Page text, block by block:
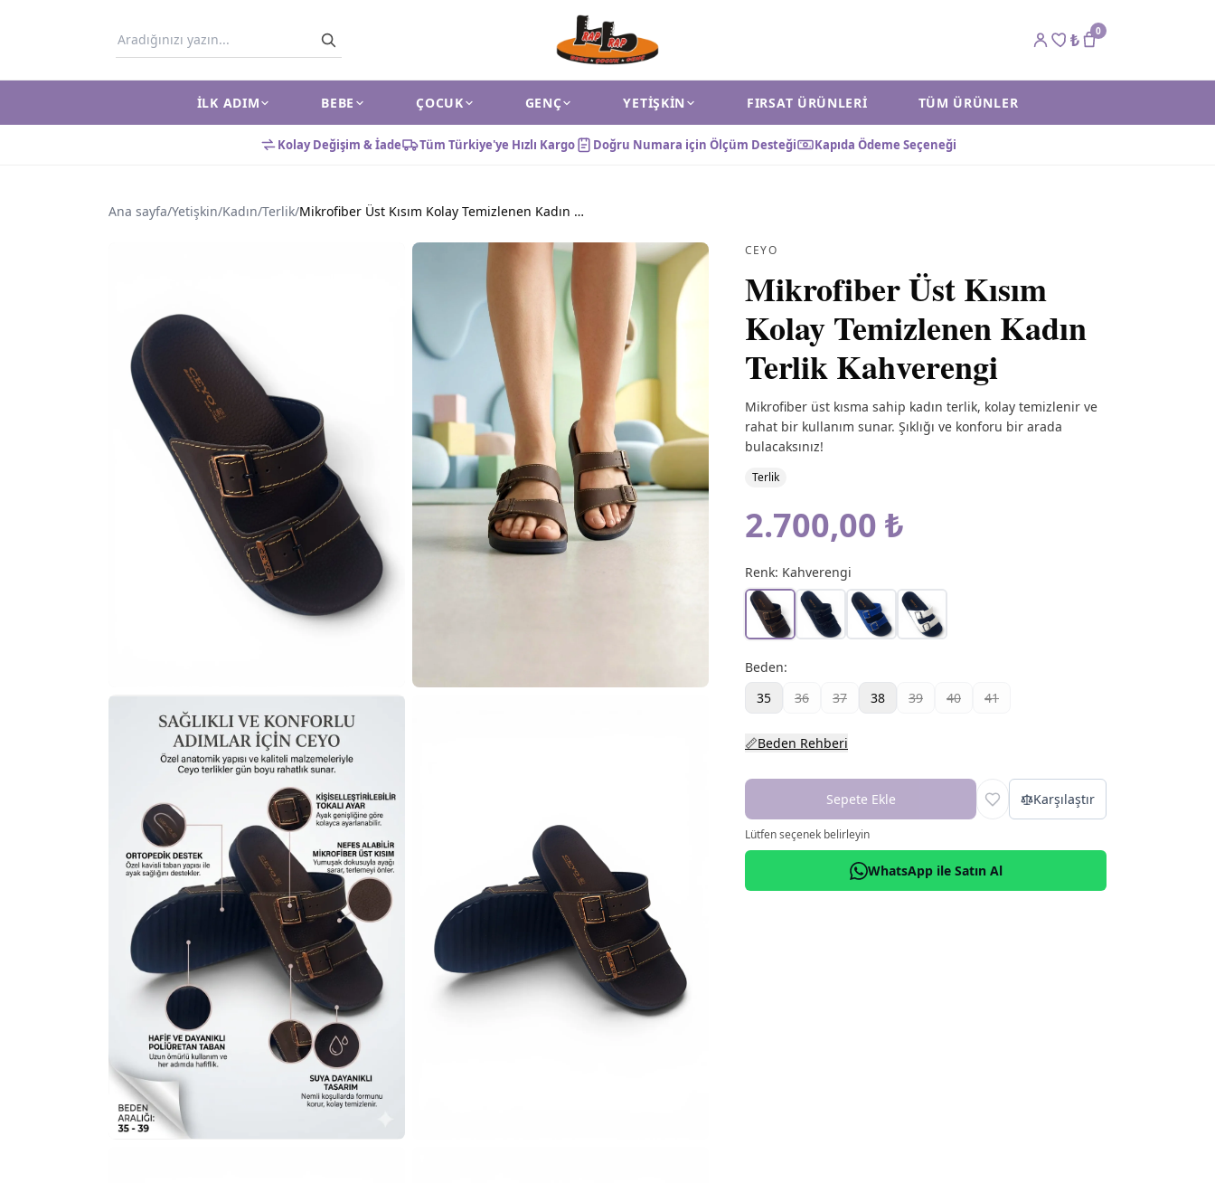
₺ 0
İLK ADIM BEBE ÇOCUK GENÇ YETIŞKIN FIRSAT ÜRÜNLERI TÜM ÜRÜNLER
Kolay Değişim & İade Tüm Türkiye'ye Hızlı Kargo Doğru Numara için Ölçüm Desteği Kapıda Ödeme Seçeneği
Ana sayfa/Yetişkin/Kadın/Terlik/ Mikrofiber Üst Kısım Kolay Temizlenen Kadın Terlik Kahverengi
CEYO
Mikrofiber Üst Kısım
Kolay Temizlenen Kadın
Terlik Kahverengi
Mikrofiber üst kısma sahip kadın terlik, kolay temizlenir ve
rahat bir kullanım sunar. Şıklığı ve konforu bir arada
bulacaksınız!
Terlik
2.700,00 ₺
Renk: Kahverengi
Beden:
35
36 37 38 39 40 41
📏Beden Rehberi
Sepete Ekle Karşılaştır
Lütfen seçenek belirleyin
WhatsApp ile Satın Al